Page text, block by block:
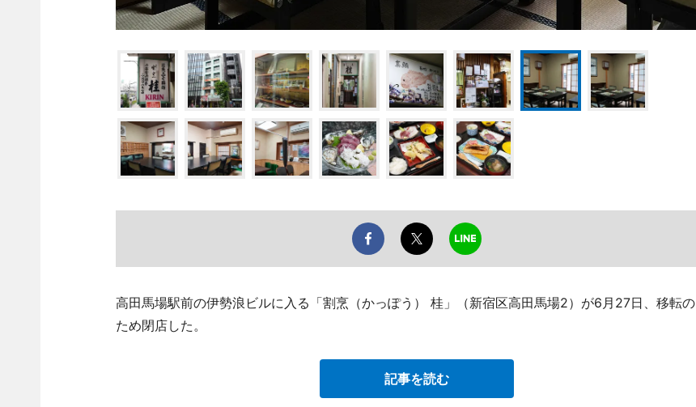
高田馬場駅前の伊勢浪ビルに入る「割烹（かっぽう） 桂」（新宿区高田馬場2）が6月27日、移転の
ため閉店した。
記事を読む